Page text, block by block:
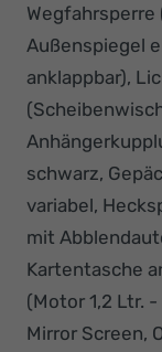
Außenspiegel
anklappbar),
schwarz,
variabel,
mit
Kartentasche
(Motor 1,2 Ltr.
Mirror Screen,